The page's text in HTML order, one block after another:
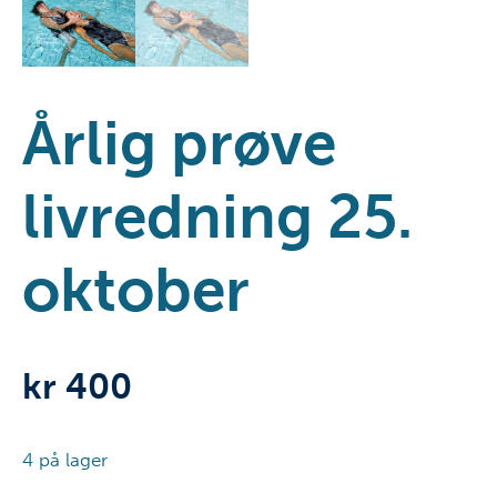
Årlig prøve
livredning 25.
oktober
kr 400
4 på lager